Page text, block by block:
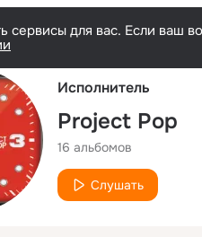
для вас. Если ваш
Исполнитель
Project Pop
16 альбомов
Слушать